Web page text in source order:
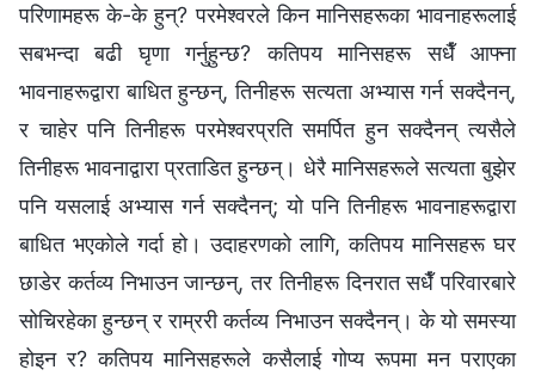
परिणामहरू के-के हुन्? परमेश्‍वरले किन मानिसहरूका भावनाहरूलाई
सबभन्दा बढी घृणा गर्नुहुन्छ? कतिपय मानिसहरू सधैँ आफ्‍ना
भावनाहरूद्वारा बाधित हुन्छन्, तिनीहरू सत्यता अभ्यास गर्न सक्दैनन्,
र चाहेर पनि तिनीहरू परमेश्‍वरप्रति समर्पित हुन सक्दैनन् त्यसैले
तिनीहरू भावनाद्वारा प्रताडित हुन्छन्। धेरै मानिसहरूले सत्यता बुझेर
पनि यसलाई अभ्यास गर्न सक्दैनन्; यो पनि तिनीहरू भावनाहरूद्वारा
बाधित भएकोले गर्दा हो। उदाहरणको लागि, कतिपय मानिसहरू घर
छाडेर कर्तव्य निभाउन जान्छन्, तर तिनीहरू दिनरात सधैँ परिवारबारे
सोचिरहेका हुन्छन् र राम्ररी कर्तव्य निभाउन सक्दैनन्। के यो समस्या
होइन र? कतिपय मानिसहरूले कसैलाई गोप्य रूपमा मन पराएका